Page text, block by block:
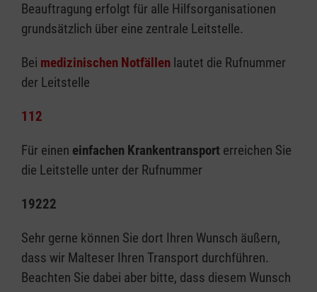
Beauftragung erfolgt für alle Hilfsorganisationen
grundsätzlich über eine zentrale Leitstelle.
Bei medizinischen Notfällen lautet die Rufnummer
der Leitstelle
112
Für einen einfachen Krankentransport erreichen Sie
die Leitstelle unter der Rufnummer
19222
Sehr gerne können Sie dort Ihren Wunsch äußern,
dass wir Malteser Ihren Transport durchführen.
Beachten Sie dabei aber bitte, dass diesem Wunsch